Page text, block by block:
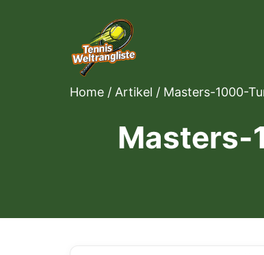
Home / Artikel / Masters-1000-
Masters-